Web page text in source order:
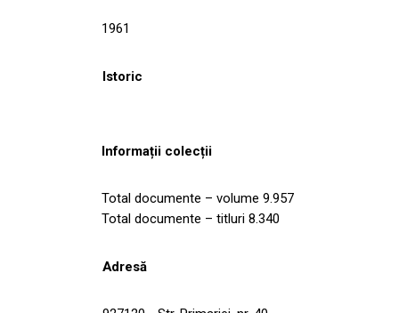
1961
Istoric
Informații colecții
Total documente – volume 9.957
Total documente – titluri 8.340
Adresă